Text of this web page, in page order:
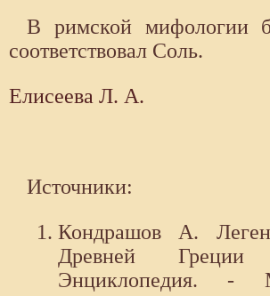
В римской мифологии
соответствовал Соль.
Елисеева Л. А.
Источники:
Кондрашов А.
Древней
Энциклопедия.